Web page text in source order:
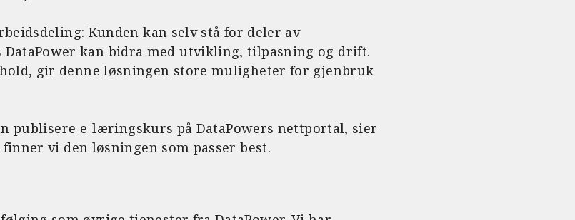
Kunden kan selv stå for deler av
kan bidra med utvikling, tilpasning og drift.
gir denne løsningen store muligheter for gjenbruk
publisere e-læringskurs på DataPowers nettportal, sier
vi den løsningen som passer best.